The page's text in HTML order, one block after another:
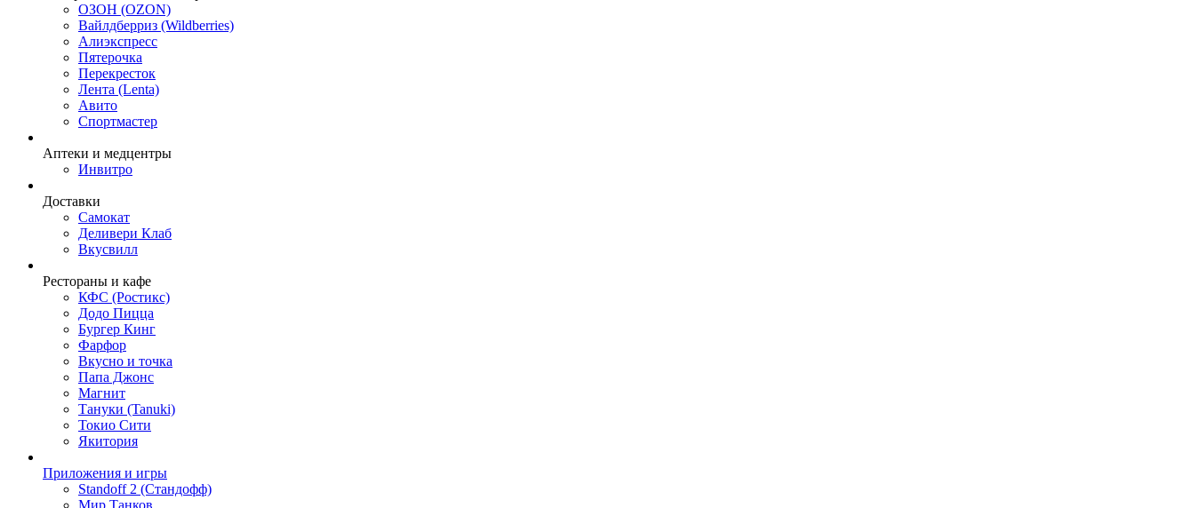
ОЗОН (OZON)
Вайлдберриз (Wildberries)
Алиэкспресс
Пятерочка
Перекресток
Лента (Lenta)
Авито
Спортмастер
Аптеки и медцентры
Инвитро
Доставки
Самокат
Деливери Клаб
Вкусвилл
Рестораны и кафе
КФС (Ростикс)
Додо Пицца
Бургер Кинг
Фарфор
Вкусно и точка
Папа Джонс
Магнит
Тануки (Tanuki)
Токио Сити
Якитория
Приложения и игры
Standoff 2 (Стандофф)
Мир Танков